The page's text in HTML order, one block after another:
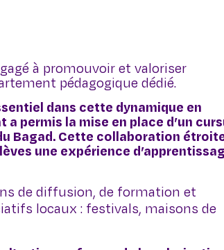
à promouvoir et valoriser
pédagogique dédié.
dans cette dynamique en
permis la mise en place d’un
Bagad. Cette collaboration
une expérience
de diffusion, de formation et
locaux : festivals, maisons de